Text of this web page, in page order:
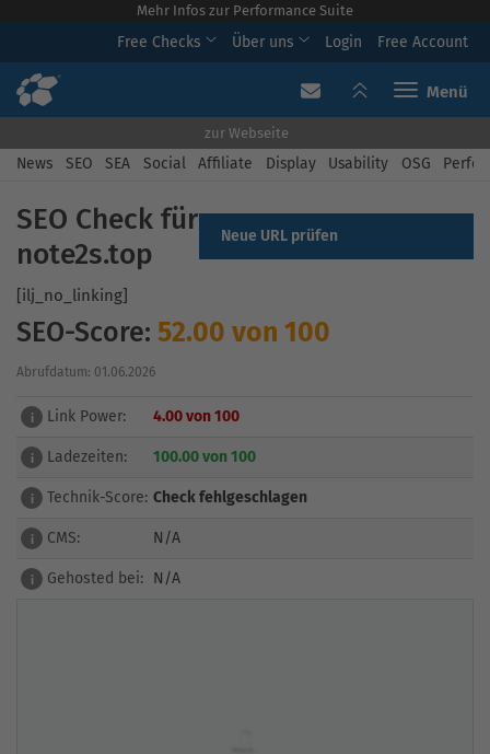
Mehr Infos zur Performance Suite
Free Checks Über uns Login Free Account
Toggle
zur Webseite
News SEO SEA Social Affiliate Display Usability OSG
SEO Check für
note2s.top
Neue URL prüfen
[ilj_no_linking]
SEO-Score: 52.00 von 100
Abrufdatum: 01.06.2026
i Link Power: 4.00 von 100
i Ladezeiten: 100.00 von 100
i Technik-Score: Check fehlgeschlagen
i CMS: N/A
i Gehosted bei: N/A